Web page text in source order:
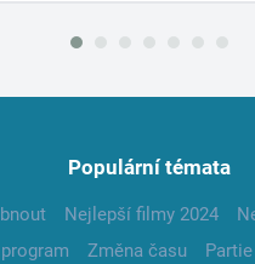
Populární témata
Nejlepší filmy 2024
Změna času Partie